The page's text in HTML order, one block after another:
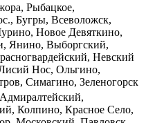
Рыбацкое,
Бугры, Всеволожск,
Новое Девяткино,
Янино, Выборгский,
Невский
Нос, Ольгино,
Симагино, Зеленогорск
Колпино, Красное Село,